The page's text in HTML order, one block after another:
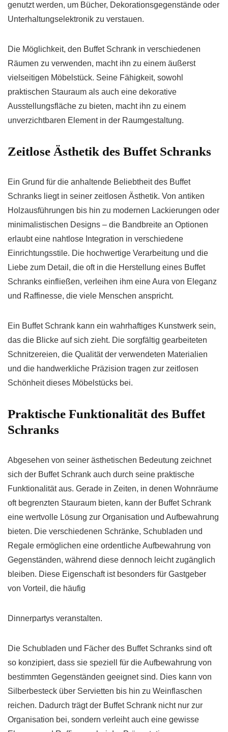
genutzt werden, um Bücher, Dekorationsgegenstände oder
Unterhaltungselektronik zu verstauen.
Die Möglichkeit, den Buffet Schrank in verschiedenen
Räumen zu verwenden, macht ihn zu einem äußerst
vielseitigen Möbelstück. Seine Fähigkeit, sowohl
praktischen Stauraum als auch eine dekorative
Ausstellungsfläche zu bieten, macht ihn zu einem
unverzichtbaren Element in der Raumgestaltung.
Zeitlose Ästhetik des Buffet Schranks
Ein Grund für die anhaltende Beliebtheit des Buffet
Schranks liegt in seiner zeitlosen Ästhetik. Von antiken
Holzausführungen bis hin zu modernen Lackierungen oder
minimalistischen Designs – die Bandbreite an Optionen
erlaubt eine nahtlose Integration in verschiedene
Einrichtungsstile. Die hochwertige Verarbeitung und die
Liebe zum Detail, die oft in die Herstellung eines Buffet
Schranks einfließen, verleihen ihm eine Aura von Eleganz
und Raffinesse, die viele Menschen anspricht.
Ein Buffet Schrank kann ein wahrhaftiges Kunstwerk sein,
das die Blicke auf sich zieht. Die sorgfältig gearbeiteten
Schnitzereien, die Qualität der verwendeten Materialien
und die handwerkliche Präzision tragen zur zeitlosen
Schönheit dieses Möbelstücks bei.
Praktische Funktionalität des Buffet
Schranks
Abgesehen von seiner ästhetischen Bedeutung zeichnet
sich der Buffet Schrank auch durch seine praktische
Funktionalität aus. Gerade in Zeiten, in denen Wohnräume
oft begrenzten Stauraum bieten, kann der Buffet Schrank
eine wertvolle Lösung zur Organisation und Aufbewahrung
bieten. Die verschiedenen Schränke, Schubladen und
Regale ermöglichen eine ordentliche Aufbewahrung von
Gegenständen, während diese dennoch leicht zugänglich
bleiben. Diese Eigenschaft ist besonders für Gastgeber
von Vorteil, die häufig
Dinnerpartys veranstalten.
Die Schubladen und Fächer des Buffet Schranks sind oft
so konzipiert, dass sie speziell für die Aufbewahrung von
bestimmten Gegenständen geeignet sind. Dies kann von
Silberbesteck über Servietten bis hin zu Weinflaschen
reichen. Dadurch trägt der Buffet Schrank nicht nur zur
Organisation bei, sondern verleiht auch eine gewisse